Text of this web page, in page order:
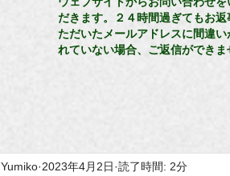
だきます。２４時間過ぎてもお
ただいたメールアドレスに間違
れていない場合、ご返信ができま
Yumiko 2023年4月2日 読了時間: 2分